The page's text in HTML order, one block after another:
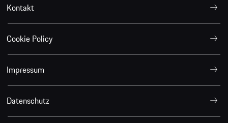
Kontakt
Cookie Policy
Impressum
Datenschutz